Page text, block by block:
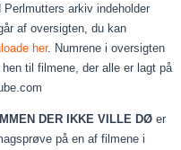
Perlmutters arkiv indeholder
af oversigten, du kan
her. Numrene i oversigten
til filmene, der alle er lagt på
DER IKKE VILLE DØ er
på en af filmene i